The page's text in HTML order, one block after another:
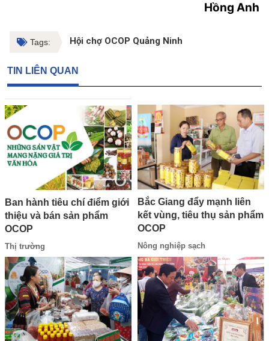
Hồng Anh
Tags: Hội chợ OCOP Quảng Ninh
TIN LIÊN QUAN
Ban hành tiêu chí điểm giới
thiệu và bán sản phẩm
OCOP
Thị trường
Bắc Giang đẩy mạnh liên
kết vùng, tiêu thụ sản phẩm
OCOP
Nông nghiệp sạch